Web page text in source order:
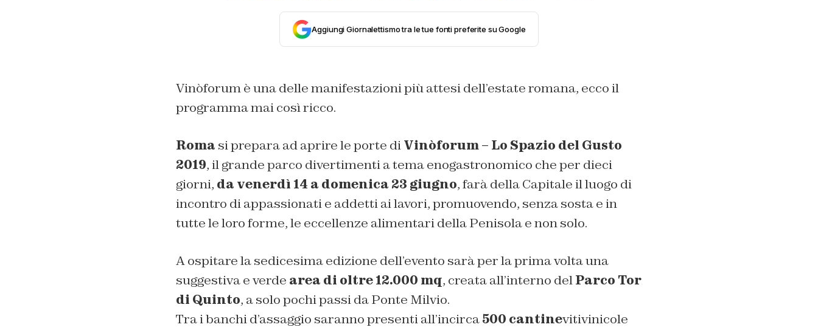
Aggiungi Giornalettismo tra le tue fonti preferite su Google
Vinòforum è una delle manifestazioni più attesi dell’estate romana, ecco il
programma mai così ricco.
Roma si prepara ad aprire le porte diVinòforum – Lo Spazio del Gusto
2019, il grande parco divertimenti a tema enogastronomico che per dieci
giorni, da venerdì 14 a domenica 23 giugno, farà della Capitale il luogo di
incontro di appassionati e addetti ai lavori, promuovendo, senza sosta e in
tutte le loro forme, le eccellenze alimentari della Penisola e non solo.
A ospitare la sedicesima edizione dell’evento sarà per la prima volta una
suggestiva e verde area di oltre 12.000 mq, creata all’interno delParco Tor
di Quinto, a solo pochi passi da Ponte Milvio.
Tra i banchi d’assaggio saranno presenti all’incirca500 cantinevitivinicole